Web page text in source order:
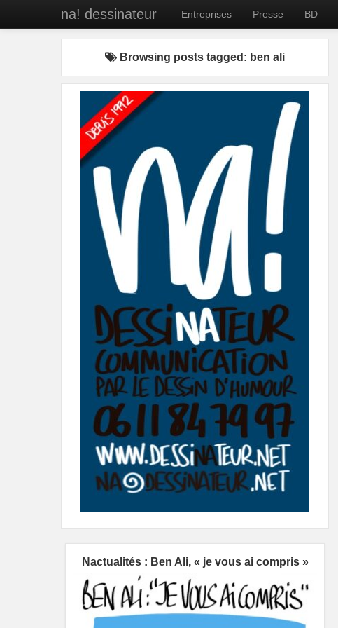
na! dessinateur Entreprises Presse BD
Browsing posts tagged: ben ali
Nactualités : Ben Ali, « je vous ai compris »